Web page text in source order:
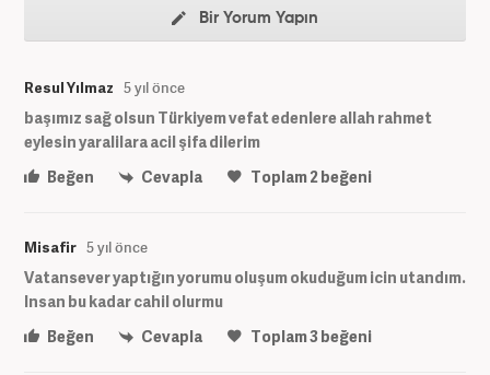
Bir Yorum Yapın
Resul Yılmaz 5 yıl önce
başımız sağ olsun Türkiyem vefat edenlere allah rahmet
eylesin yaralilara acil şifa dilerim
Beğen
Cevapla Toplam2 beğeni
Misafir 5 yıl önce
Vatansever yaptığın yorumu oluşum okuduğum icin utandım.
Insan bu kadar cahil olurmu
Beğen
Cevapla Toplam3beğeni